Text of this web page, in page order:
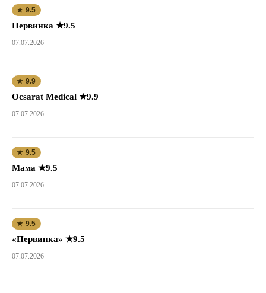
★ 9.5
Первинка ★9.5
07.07.2026
★ 9.9
Ocsarat Medical ★9.9
07.07.2026
★ 9.5
Мама ★9.5
07.07.2026
★ 9.5
«Первинка» ★9.5
07.07.2026